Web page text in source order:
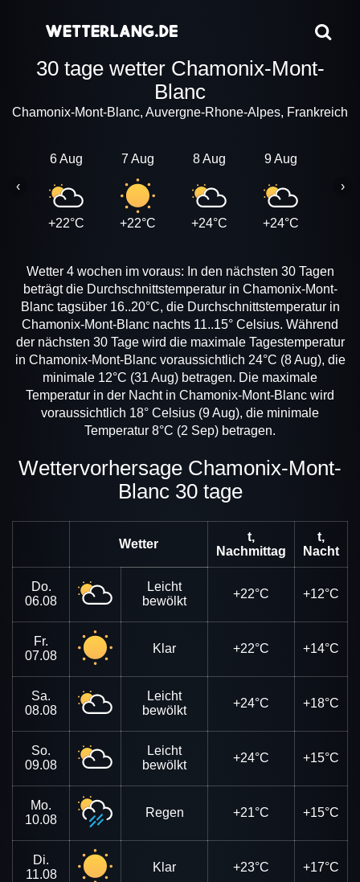
30 tage wetter Chamonix-Mont-
Blanc
Chamonix-Mont-Blanc, Auvergne-Rhone-Alpes, Frankreich
6 Aug
+22°C
7 Aug
+22°C
8 Aug
+24°C
9 Aug
+24°C
‹ ›
Wetter 4 wochen im voraus: In den nächsten 30 Tagen
beträgt die Durchschnittstemperatur in Chamonix-Mont-
Blanc tagsüber 16..20°C, die Durchschnittstemperatur in
Chamonix-Mont-Blanc nachts 11..15° Celsius. Während
der nächsten 30 Tage wird die maximale Tagestemperatur
in Chamonix-Mont-Blanc voraussichtlich 24°C (8 Aug), die
minimale 12°C (31 Aug) betragen. Die maximale
Temperatur in der Nacht in Chamonix-Mont-Blanc wird
voraussichtlich 18° Celsius (9 Aug), die minimale
Temperatur 8°C (2 Sep) betragen.
Wettervorhersage Chamonix-Mont-
Blanc 30 tage
Wetter
t,
Nachmittag
t,
Nacht
Do.
06.08
Leicht
bewölkt
+22°C +12°C
Fr.
07.08
Klar +22°C +14°C
Sa.
08.08
Leicht
bewölkt
+24°C +18°C
So.
09.08
Leicht
bewölkt
+24°C +15°C
Mo.
10.08
Regen +21°C +15°C
Di.
11.08
Klar +23°C +17°C